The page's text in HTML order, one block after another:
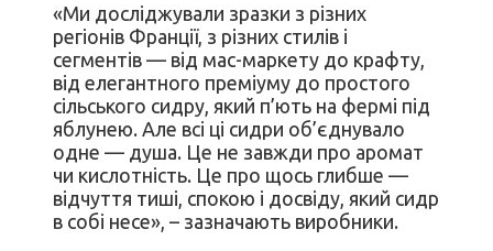
«Ми досліджували зразки з різних
регіонів Франції, з різних стилів і
сегментів — від мас-маркету до крафту,
від елегантного преміуму до простого
сільського сидру, який п’ють на фермі під
яблунею. Але всі ці сидри об’єднувало
одне — душа. Це не завжди про аромат
чи кислотність. Це про щось глибше —
відчуття тиші, спокою і досвіду, який сидр
в собі несе», – зазначають виробники.